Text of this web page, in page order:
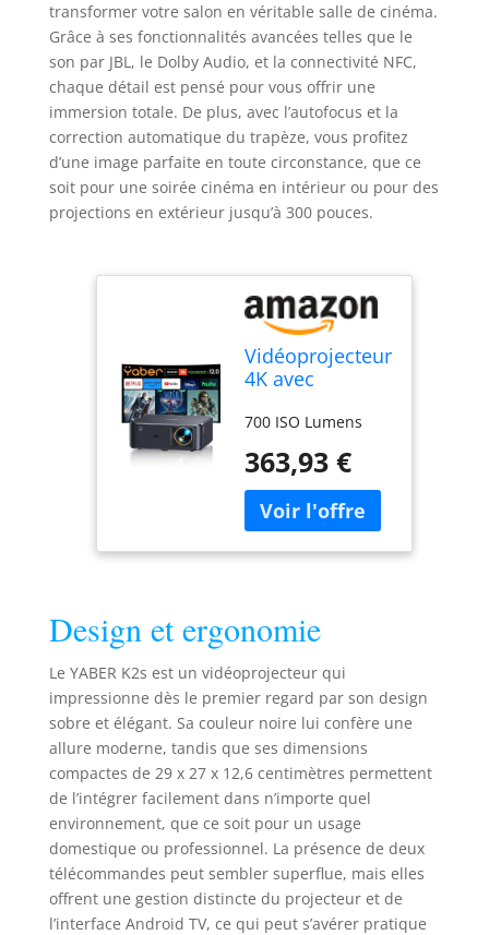
transformer votre salon en véritable salle de cinéma.
Grâce à ses fonctionnalités avancées telles que le
son par JBL, le Dolby Audio, et la connectivité NFC,
chaque détail est pensé pour vous offrir une
immersion totale. De plus, avec l’autofocus et la
correction automatique du trapèze, vous profitez
d’une image parfaite en toute circonstance, que ce
soit pour une soirée cinéma en intérieur ou pour des
projections en extérieur jusqu’à 300 pouces.
Vidéoprojecteur
4K avec
11.0, Son par
JBL, Dolby
Audio, NFC,
autofocus,
Correction
Automatique
du trapèze,
YABER K2s
Home Cinéma,
700 ISO
Lumens
700 ISO Lumens
363,93 €
Design et ergonomie
Le YABER K2s est un vidéoprojecteur qui
impressionne dès le premier regard par son design
sobre et élégant. Sa couleur noire lui confère une
allure moderne, tandis que ses dimensions
compactes de 29 x 27 x 12,6 centimètres permettent
de l’intégrer facilement dans n’importe quel
environnement, que ce soit pour un usage
domestique ou professionnel. La présence de deux
télécommandes peut sembler superflue, mais elles
offrent une gestion distincte du projecteur et de
l’interface Android TV, ce qui peut s’avérer pratique